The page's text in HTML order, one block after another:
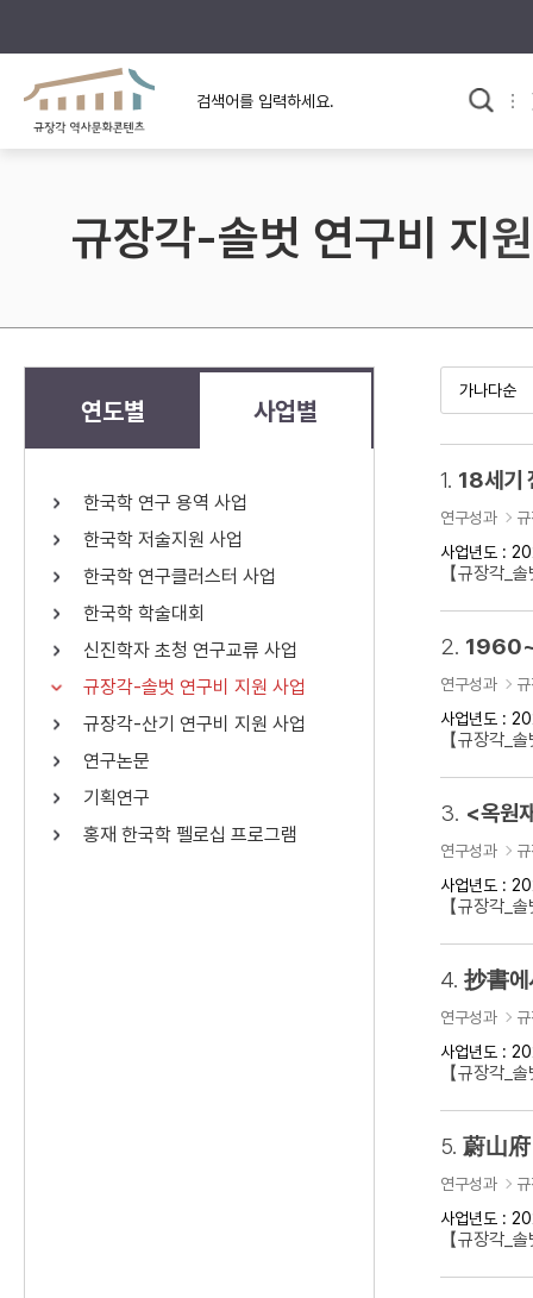
규장각의 어제와 오늘
규장각 소개영상
사료와 문학으로 본
고대
고려
조선 후기
근대
검색 연산자 사용안내
연산자
AND
OR 정조 OR 정약용 “정조” 또는 “
료를 검색
규장각-솔벗 연구비 지
연도별 사업별
한국학 연구 용역 사업
한국학 저술지원 사업
한국학 연구클러스터 사업
한국학 학술대회
신진학자 초청 연구교류 사업
규장각-솔벗 연구비 지원 사업
규장각-산기 연구비 지원 사업
연구논문
기획연구
홍재 한국학 펠로십 프로그램
1. 18세기
연구성과
사업년도 :
【규장각_
2.
연구성과
사업년도 :
【규장각_
3. <옥원
연구성과
사업년도 :
【규장각_
4. 抄書에
연구성과
사업년도 :
【규장각_
5. 蔚山府
연구성과
사업년도 :
【규장각_